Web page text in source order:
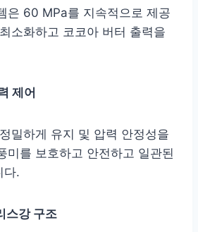
은 60 MPa를 지속적으로 제공
소화하고 코코아 버터 출력을
제어
밀하게 유지 및 압력 안정성을
미를 보호하고 안전하고 일관된
다.
스강 구조